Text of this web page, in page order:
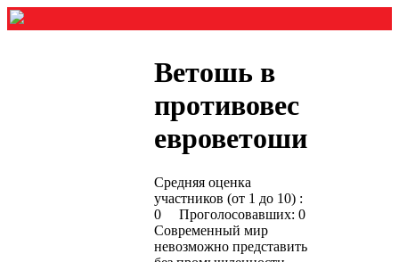
Ветошь в
противовес
евроветоши
Средняя оценка
участников (от 1 до 10) :
0 Проголосовавших: 0
Современный мир
невозможно представить